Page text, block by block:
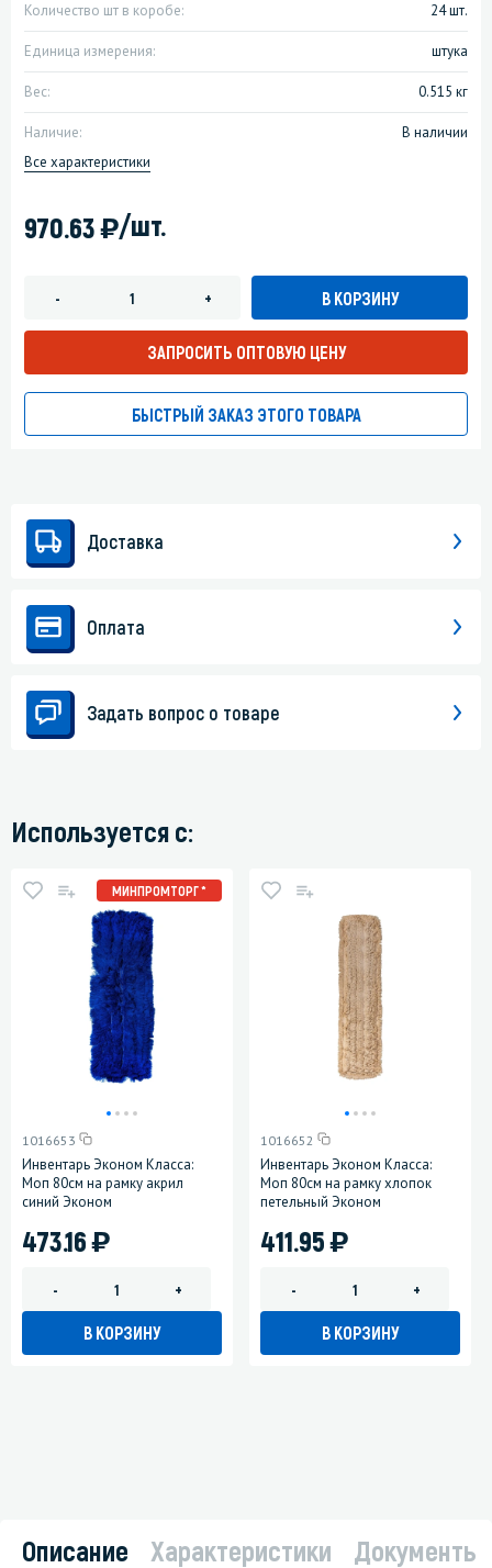
Количество шт в коробе: 24 шт.
Единица измерения: штука
Вес: 0.515 кг
Наличие:
В наличии
Все характеристики
970.63)/шт.
- + В КОРЗИНУ
ЗАПРОСИТЬ ОПТОВУЮ ЦЕНУ
БЫСТРЫЙ ЗАКАЗ ЭТОГО ТОВАРА
Доставка
Оплата
Задать вопрос о товаре
Используется с:
МИНПРОМТОРГ *
1016653
Инвентарь Эконом Класса:
Моп 80см на рамку акрил
синий Эконом
473.16)
- +
В КОРЗИНУ
1016652
Инвентарь Эконом Класса:
Моп 80см на рамку хлопок
петельный Эконом
411.95)
- +
В КОРЗИНУ
Описание Характеристики Документы